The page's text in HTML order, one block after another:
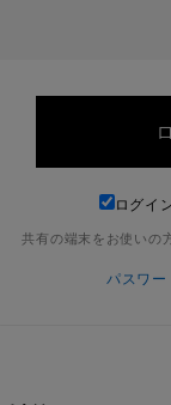
ログイ
共有の端末をお使いの
パスワ